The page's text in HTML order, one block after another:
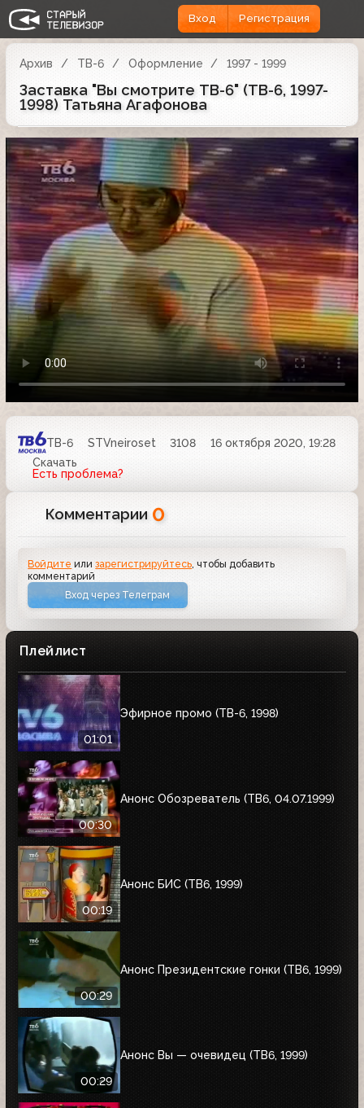
Вход Регистрация
Архив ТВ-6 Оформление 1997 - 1999
Заставка "Вы смотрите ТВ-6" (ТВ-6, 1997-
1998) Татьяна Агафонова
ТВ-6 STVneiroset 3108
16 октября 2020, 19:28
Скачать
Есть проблема?
Комментарии 0
Войдите илизарегистрируйтесь, чтобы добавить
комментарий
Вход через Телеграм
Плейлист
01:01
Эфирное промо (ТВ-6, 1998)
00:30
Анонс Обозреватель (ТВ6, 04.07.1999)
00:19
Анонс БИС (ТВ6, 1999)
00:29
Анонс Президентские гонки (ТВ6, 1999)
00:29
Анонс Вы — очевидец (ТВ6, 1999)